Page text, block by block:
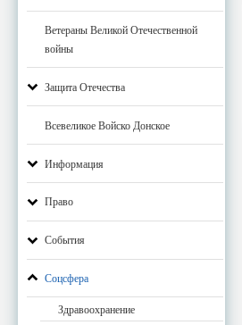
Ветераны Великой Отечественной
войны
Защита Отечества
Всевеликое Войско Донское
Информация
Право
События
Соцсфера
Здравоохранение